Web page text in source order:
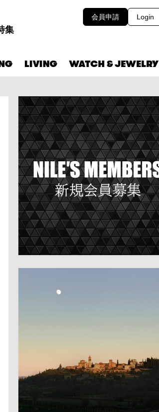
集
会員申請 Login
LIVING WATCH & JEWELRY